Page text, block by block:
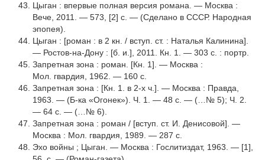
Цыган : впервые полная версия романа. — Москва :
Вече, 2011. — 573, [2] с. — (Сделано в СССР. Народная
эпопея).
Цыган : [роман : в 2 кн. / вступ. ст. : Наталья Калинина].
— Ростов-на-Дону : [б. и.], 2011. Кн. 1. — 303 с. : портр.
Запретная зона : роман. [Кн. 1]. — Москва :
Мол. гвардия, 1962. — 160 с.
Запретная зона : [Кн. 1. в 2-х ч.]. — Москва : Правда,
1963. — (Б-ка «Огонек»). Ч. 1. — 48 с. — (…№ 5); Ч. 2.
— 64 с. — (…№ 6).
Запретная зона : роман / [вступ. ст. И. Денисовой]. —
Москва : Мол. гвардия, 1989. — 287 с.
Эхо войны ; Цыган. — Москва : Гослитиздат, 1963. — [1],